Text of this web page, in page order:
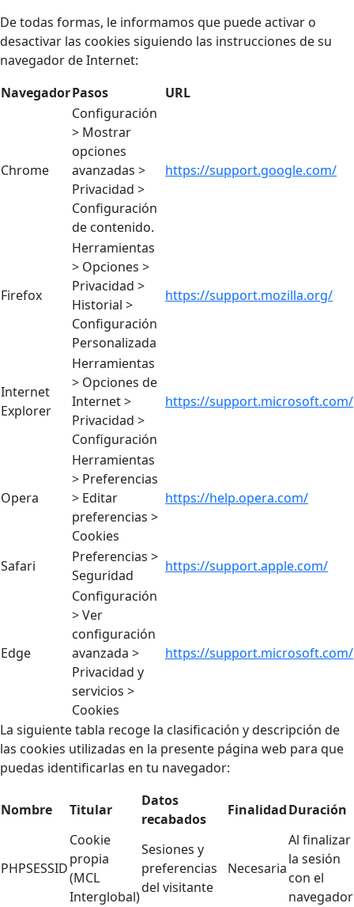
De todas formas, le informamos que puede activar o
desactivar las cookies siguiendo las instrucciones de su
navegador de Internet:
NavegadorPasos URL
Chrome
Configuración
> Mostrar
opciones
avanzadas >
Privacidad >
Configuración
de contenido.
https://support.google.com/
Firefox
Herramientas
> Opciones >
Privacidad >
Historial >
Configuración
Personalizada
https://support.mozilla.org/
Internet
Explorer
Herramientas
> Opciones de
Internet >
Privacidad >
Configuración
https://support.microsoft.com/
Opera
Herramientas
> Preferencias
> Editar
preferencias >
Cookies
https://help.opera.com/
Safari
Preferencias >
Seguridad
https://support.apple.com/
Edge
Configuración
> Ver
configuración
avanzada >
Privacidad y
servicios >
Cookies
https://support.microsoft.com/
La siguiente tabla recoge la clasificación y descripción de
las cookies utilizadas en la presente página web para que
puedas identificarlas en tu navegador:
Nombre Titular
Datos
recabados
FinalidadDuración
PHPSESSID
Cookie
propia
(MCL
Interglobal)
Sesiones y
preferencias
del visitante
Necesaria
Al finalizar
la sesión
con el
navegador